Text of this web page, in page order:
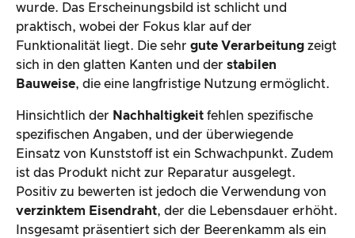
wurde. Das Erscheinungsbild ist schlicht und
praktisch, wobei der Fokus klar auf der
Funktionalität liegt. Die sehr gute Verarbeitung zeigt
sich in den glatten Kanten und der stabilen
Bauweise, die eine langfristige Nutzung ermöglicht.
Hinsichtlich der Nachhaltigkeit fehlen spezifische
spezifischen Angaben, und der überwiegende
Einsatz von Kunststoff ist ein Schwachpunkt. Zudem
ist das Produkt nicht zur Reparatur ausgelegt.
Positiv zu bewerten ist jedoch die Verwendung von
verzinktem Eisendraht, der die Lebensdauer erhöht.
Insgesamt präsentiert sich der Beerenkamm als ein